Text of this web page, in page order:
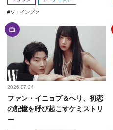
ソ・イングク
2026.07.24
ファン・イニョプ＆ヘリ、初恋
の記憶を呼び起こすケミストリ
ー